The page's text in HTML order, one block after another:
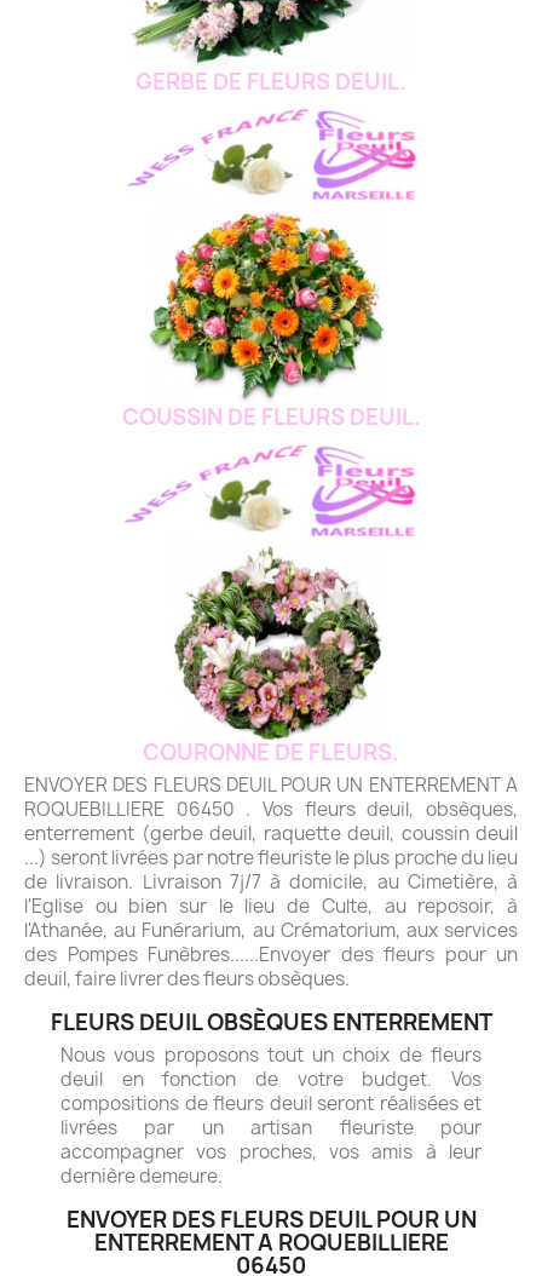
GERBE DE FLEURS DEUIL.
COUSSIN DE FLEURS DEUIL.
COURONNE DE FLEURS.
ENVOYER DES FLEURS DEUIL POUR UN ENTERREMENT A
ROQUEBILLIERE 06450 . Vos fleurs deuil, obsèques,
enterrement (gerbe deuil, raquette deuil, coussin deuil
...) seront livrées par notre fleuriste le plus proche du lieu
de livraison. Livraison 7j/7 à domicile, au Cimetière, à
l'Eglise ou bien sur le lieu de Culte, au reposoir, à
l'Athanée, au Funérarium, au Crématorium, aux services
des Pompes Funèbres......Envoyer des fleurs pour un
deuil, faire livrer des fleurs obsèques.
FLEURS DEUIL OBSÈQUES ENTERREMENT
Nous vous proposons tout un choix de fleurs
deuil en fonction de votre budget. Vos
compositions de fleurs deuil seront réalisées et
livrées par un artisan fleuriste pour
accompagner vos proches, vos amis à leur
dernière demeure.
ENVOYER DES FLEURS DEUIL POUR UN
ENTERREMENT A ROQUEBILLIERE
06450